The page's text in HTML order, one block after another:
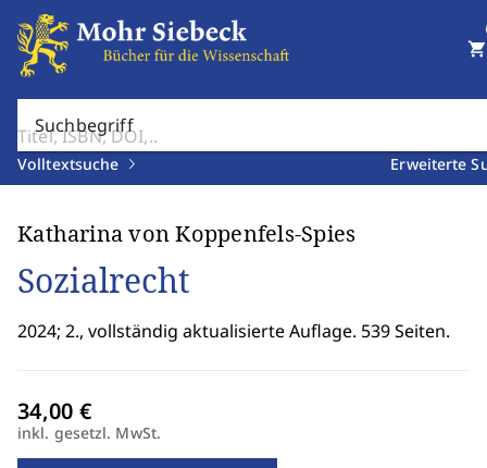
Suchbegriff
Volltextsuche Erweiterte
shopping_cart
Katharina von Koppenfels-Spies
Sozialrecht
2024; 2., vollständig aktualisierte Auflage. 539 Seiten.
inkl. gesetzl. MwSt.